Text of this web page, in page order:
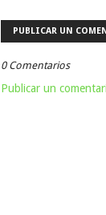
PUBLICAR UN
0 Comentarios
Publicar un